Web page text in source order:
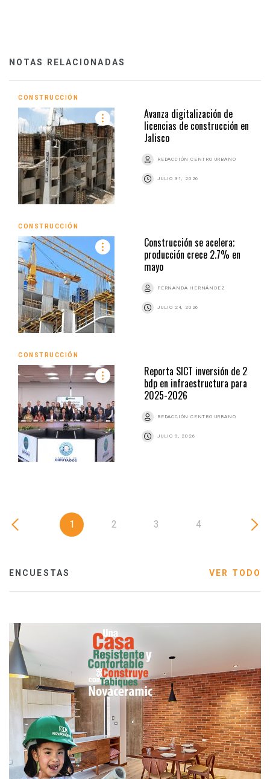
NOTAS RELACIONADAS
CONSTRUCCIÓN
Avanza digitalización de
licencias de construcción en
Jalisco
REDACCIÓN CENTRO URBANO
JULIO 31, 2026
CONSTRUCCIÓN
Construcción se acelera;
producción crece 2.7% en
mayo
FERNANDA HERNÁNDEZ
JULIO 24, 2026
CONSTRUCCIÓN
Reporta SICT inversión de 2
bdp en infraestructura para
2025-2026
REDACCIÓN CENTRO URBANO
JULIO 9, 2026
1 2 3 4
ENCUESTAS VER TODO